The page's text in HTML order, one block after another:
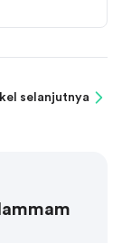
selanjutnya